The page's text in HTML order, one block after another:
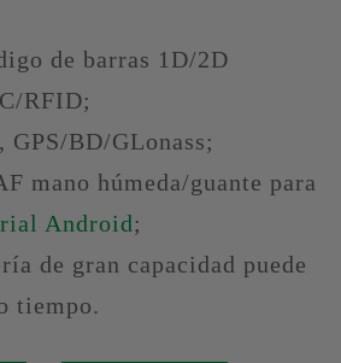
de barras 1D/2D
RFID;
GPS/BD/GLonass;
mano húmeda/guante para
Android;
de gran capacidad puede
tiempo.